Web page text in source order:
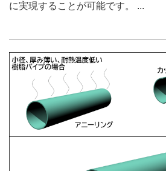
に実現することが可能です。 ...